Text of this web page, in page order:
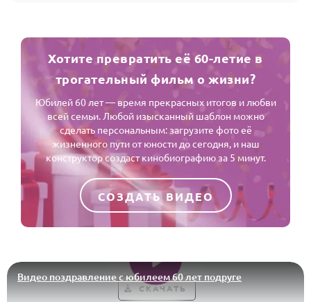
Хотите превратить её 60-летие в
трогательный фильм о жизни?
Юбилей 60 лет — время прекрасных итогов и любви
всей семьи. Любой изысканный шаблон можно
сделать персональным: загрузите фото её
жизненного пути от юности до сегодня, и наш
конструктор создаст кинобиографию за 5 минут.
СОЗДАТЬ ВИДЕО
Видео поздравление с юбилеем 60 лет подруге
СКАЧАТЬ